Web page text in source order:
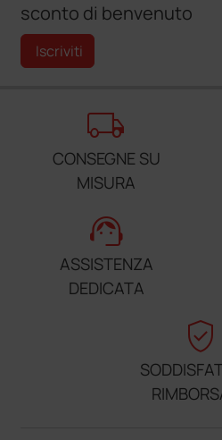
sconto di benvenuto
Iscriviti
local_shipping
CONSEGNE SU
MISURA
support_agent
ASSISTENZA
DEDICATA
verified_user